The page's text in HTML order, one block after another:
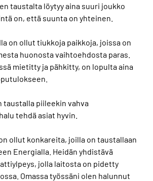
taustalta löytyy aina suuri joukko
on, että suunta on yhteinen.
on ollut tiukkoja paikkoja, joissa on
huonosta vaihtoehdosta paras.
mietitty ja pähkitty, on lopulta aina
taustalla piileekin vahva
tehdä asiat hyvin.
ollut konkareita, joilla on taustallaan
Energialla. Heidän yhdistävä
jolla laitosta on pidetty
Omassa työssäni olen halunnut